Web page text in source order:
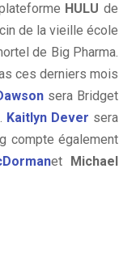
HULUde
de la vieille école
de Big Pharma.
ces derniers mois
sera Bridget
Kaitlyn Dever sera
compte également
et Michael